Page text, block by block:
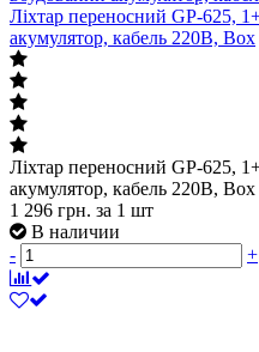
Ліхтар переносний GP-625,
акумулятор, кабель 220B, Box
Ліхтар переносний GP-625,
акумулятор, кабель 220B, Box
1 296 грн. за 1 шт
В наличии
-
+